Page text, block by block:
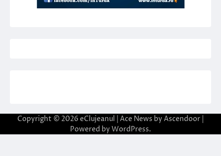
Copyright © 2026 eClujeanul | Ace News by Ascendoor
Powered by WordPress.